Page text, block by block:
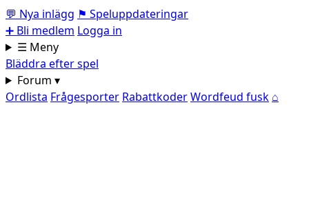
💬 Nya inlägg ⚑ Speluppdateringar
➕ Bli medlem Logga in
☰ Meny
Bläddra efter spel
Forum ▾
Ordlista Frågesporter RabattkoderWordfeud fusk ⌂